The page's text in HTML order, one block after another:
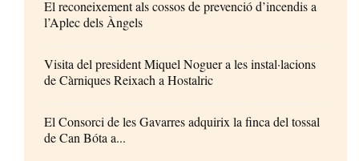
El reconeixement als cossos de prevenció d’incendis a
l’Aplec dels Àngels
Visita del president Miquel Noguer a les instal·lacions
de Càrniques Reixach a Hostalric
El Consorci de les Gavarres adquirix la finca del tossal
de Can Bóta a...